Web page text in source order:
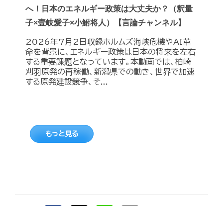
へ！日本のエネルギー政策は大丈夫か？（釈量
子×壹岐愛子×小鮒将人）【言論チャンネル】
2026年7月2日収録ホルムズ海峡危機やAI革
命を背景に、エネルギー政策は日本の将来を左右
する重要課題となっています。本動画では、柏崎
刈羽原発の再稼働、新潟県での動き、世界で加速
する原発建設競争、そ...
もっと見る